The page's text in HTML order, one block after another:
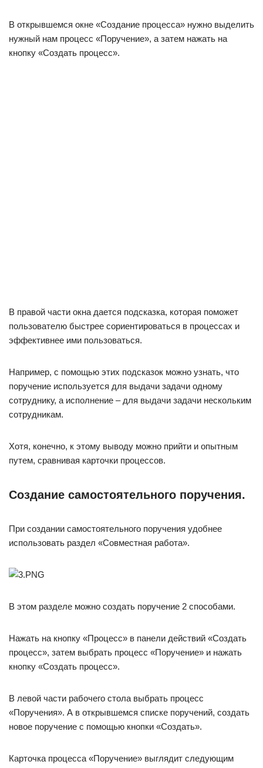
В открывшемся окне «Создание процесса» нужно выделить
нужный нам процесс «Поручение», а затем нажать на
кнопку «Создать процесс».
В правой части окна дается подсказка, которая поможет
пользователю быстрее сориентироваться в процессах и
эффективнее ими пользоваться.
Например, с помощью этих подсказок можно узнать, что
поручение используется для выдачи задачи одному
сотруднику, а исполнение – для выдачи задачи нескольким
сотрудникам.
Хотя, конечно, к этому выводу можно прийти и опытным
путем, сравнивая карточки процессов.
Создание самостоятельного поручения.
При создании самостоятельного поручения удобнее
использовать раздел «Совместная работа».
В этом разделе можно создать поручение 2 способами.
Нажать на кнопку «Процесс» в панели действий «Создать
процесс», затем выбрать процесс «Поручение» и нажать
кнопку «Создать процесс».
В левой части рабочего стола выбрать процесс
«Поручения». А в открывшемся списке поручений, создать
новое поручение с помощью кнопки «Создать».
Карточка процесса «Поручение» выглядит следующим